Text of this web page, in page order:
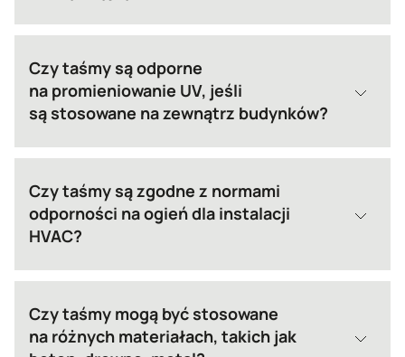
Czy taśmy są odporne
na promieniowanie UV, jeśli
są stosowane na zewnątrz budynków?
Czy taśmy są zgodne z normami
odporności na ogień dla instalacji
HVAC?
Czy taśmy mogą być stosowane
na różnych materiałach, takich jak